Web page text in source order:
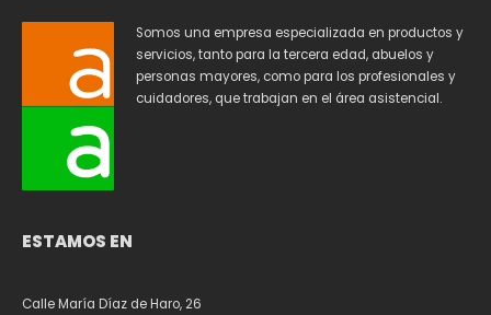
Somos una empresa especializada en productos y
servicios, tanto para la tercera edad, abuelos y
personas mayores, como para los profesionales y
cuidadores, que trabajan en el área asistencial.
ESTAMOS EN
Calle María Díaz de Haro, 26